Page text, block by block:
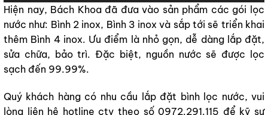
Hiện nay, Bách Khoa đã đưa vào sản phẩm các gói lọc
nước như: Bình 2 inox, Bình 3 inox và sắp tới sẽ triển khai
thêm Bình 4 inox. Ưu điểm là nhỏ gọn, dễ dàng lắp đặt,
sửa chữa, bảo trì. Đặc biệt, nguồn nước sẽ được lọc
sạch đến 99.99%.
Quý khách hàng có nhu cầu lắp đặt bình lọc nước, vui
lòng liên hệ hotline cty theo số 0972.291.115 để kỹ sư